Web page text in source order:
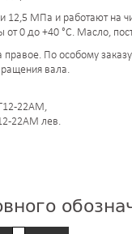
МПа и работают на
0 до +40 °С. Масло,
По особому
вала.
22АМ,
22АМ лев.